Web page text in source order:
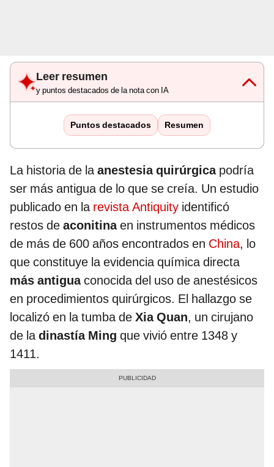
Leer resumen
y puntos destacados de la nota con IA
Puntos destacados Resumen
La historia de laanestesia quirúrgicapodría
ser más antigua de lo que se creía. Un estudio
publicado en la revista Antiquity identificó
restos de aconitinaen instrumentos médicos
de más de 600 años encontrados en China, lo
que constituye la evidencia química directa
más antiguaconocida del uso de anestésicos
en procedimientos quirúrgicos. El hallazgo se
localizó en la tumba de Xia Quan, un cirujano
de ladinastía Ming que vivió entre 1348 y
1411.